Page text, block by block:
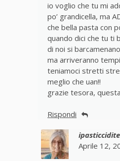
io voglio che tu mi
po’ grandicella, ma
che bella pasta con
quando dici che tu ti
di noi si
ma arriveranno
teniamoci stretti
meglio che uan!!
grazie tesora,
Rispondi
Aprile 12,